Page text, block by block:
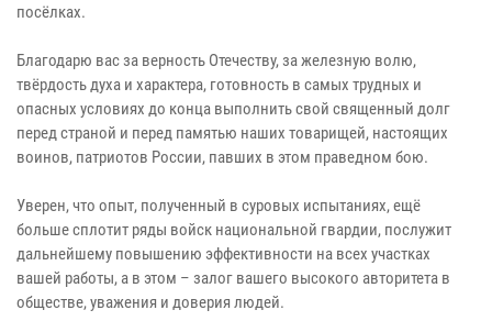
посёлках.
Благодарю вас за верность Отечеству, за железную волю,
твёрдость духа и характера, готовность в самых трудных и
опасных условиях до конца выполнить свой священный долг
перед страной и перед памятью наших товарищей, настоящих
воинов, патриотов России, павших в этом праведном бою.
Уверен, что опыт, полученный в суровых испытаниях, ещё
больше сплотит ряды войск национальной гвардии, послужит
дальнейшему повышению эффективности на всех участках
вашей работы, а в этом – залог вашего высокого авторитета в
обществе, уважения и доверия людей.